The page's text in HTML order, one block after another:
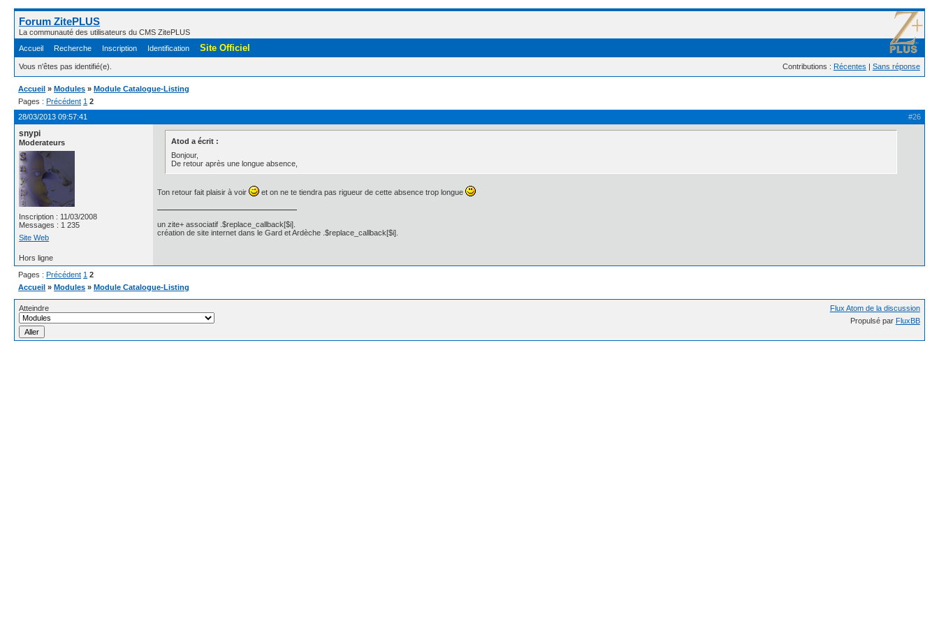
Forum ZitePLUS
La communauté des utilisateurs du CMS ZitePLUS
Accueil
Recherche Inscription Identification Site Officiel
Vous n'êtes pas identifié(e). Contributions : Récentes | Sans réponse
Accueil »Modules »Module Catalogue-Listing
Pages :Précédent 1 2
#26
28/03/2013 09:57:41
snypi
Moderateurs
Inscription : 11/03/2008
Messages : 1 235
Site Web
Atod a écrit :
Bonjour,
De retour après une longue absence,
Ton retour fait plaisir à voir et on ne te tiendra pas rigueur de cette absence trop longue
un zite+ associatif .$replace_callback[$i].
création de site internet dans le Gard et Ardèche .$replace_callback[$i].
Hors ligne
Pages : Précédent 1 2
Accueil » Modules » Module Catalogue-Listing
Atteindre
Flux Atom de la discussion
Propulsé par FluxBB